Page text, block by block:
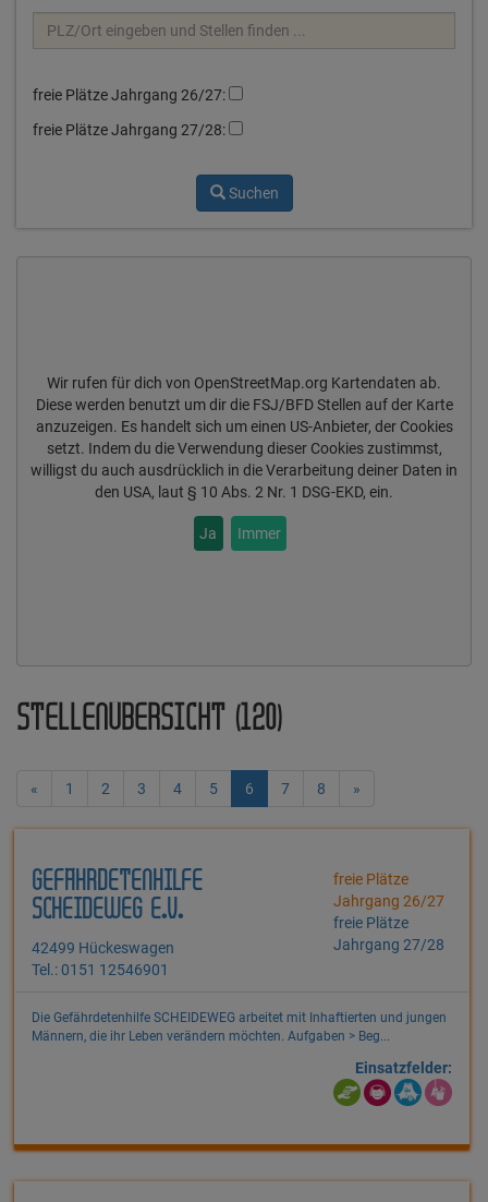
freie Plätze Jahrgang 26/27:
freie Plätze Jahrgang 27/28:
Suchen
Wir rufen für dich von OpenStreetMap.org Kartendaten ab.
Diese werden benutzt um dir die FSJ/BFD Stellen auf der Karte
anzuzeigen. Es handelt sich um einen US-Anbieter, der Cookies
setzt. Indem du die Verwendung dieser Cookies zustimmst,
willigst du auch ausdrücklich in die Verarbeitung deiner Daten in
den USA, laut § 10 Abs. 2 Nr. 1 DSG-EKD, ein.
Ja Immer
STELLENÜBERSICHT (120)
« 1 2 3 4 5 6 7 8 »
GEFÄHRDETENHILFE
SCHEIDEWEG E.V.
42499 Hückeswagen
Tel.: 0151 12546901
freie Plätze
Jahrgang 26/27
freie Plätze
Jahrgang 27/28
Die Gefährdetenhilfe SCHEIDEWEG arbeitet mit Inhaftierten und jungen
Männern, die ihr Leben verändern möchten. Aufgaben > Beg...
Einsatzfelder: